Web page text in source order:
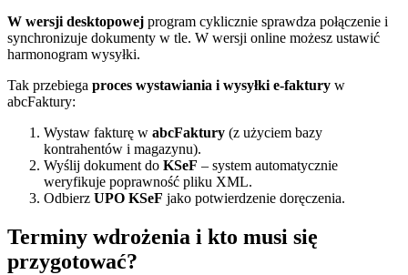
W wersji desktopowej program cyklicznie sprawdza połączenie i
synchronizuje dokumenty w tle. W wersji online możesz ustawić
harmonogram wysyłki.
Tak przebiega proces wystawiania i wysyłki e-faktury w
abcFaktury:
Wystaw fakturę w abcFaktury (z użyciem bazy
kontrahentów i magazynu).
Wyślij dokument do KSeF – system automatycznie
weryfikuje poprawność pliku XML.
Odbierz UPO KSeF jako potwierdzenie doręczenia.
Terminy wdrożenia i kto musi się
przygotować?